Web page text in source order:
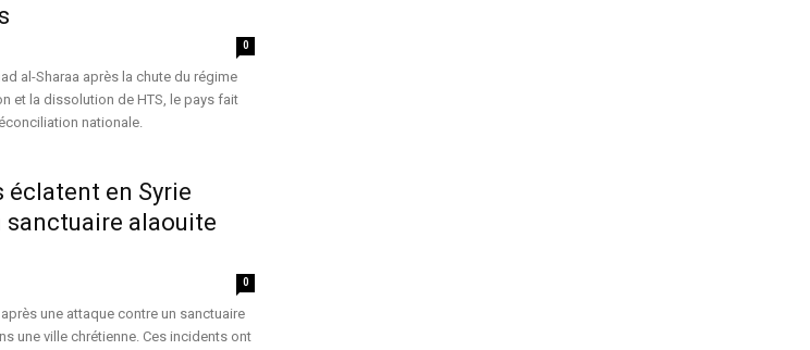
0
al-Sharaa après la chute du régime
et la dissolution de HTS, le pays fait
nationale.
en Syrie
sanctuaire alaouite
0
une attaque contre un sanctuaire
une ville chrétienne. Ces incidents ont